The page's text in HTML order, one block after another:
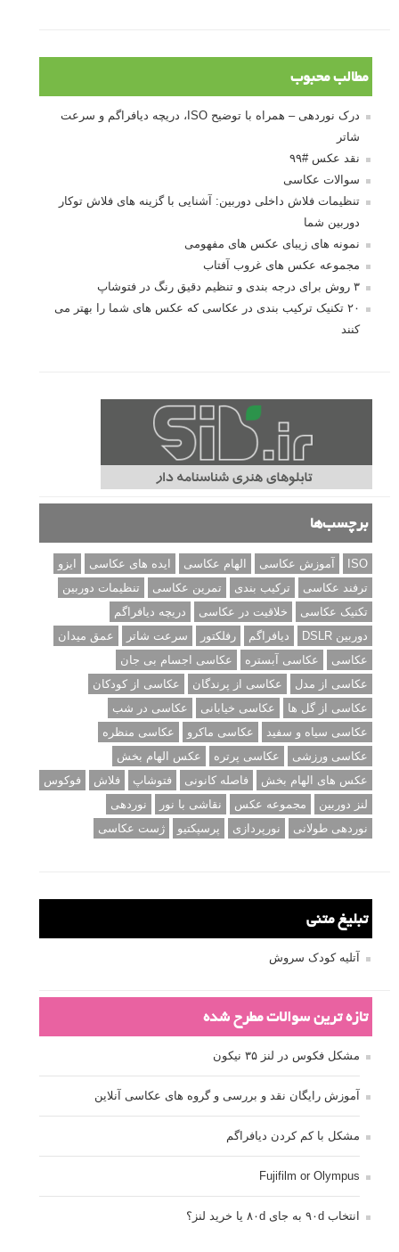
مطالب محبوب
درک نوردهی – همراه با توضیح ISO، دریچه دیافراگم و سرعت
شاتر
نقد عکس #۹۹
سوالات عکاسی
تنظیمات فلاش داخلی دوربین: آشنایی با گزینه های فلاش توکار
دوربین شما
نمونه های زیبای عکس های مفهومی
مجموعه عکس های غروب آفتاب
۳ روش برای درجه بندی و تنظیم دقیق رنگ در فتوشاپ
۲۰ تکنیک ترکیب بندی در عکاسی که عکس های شما را بهتر می
کنند
برچسب‌ها
ISO آموزش عکاسی الهام عکاسی ایده های عکاسی
ایزو
ترفند عکاسی
ترکیب بندی تمرین عکاسی
تنظیمات دوربین
تکنیک عکاسی
خلاقیت در عکاسی
دریچه دیافراگم
دوربین DSLR
دیافراگم رفلکتور سرعت شاتر
عمق میدان
عکاسی
عکاسی آبستره
عکاسی اجسام بی جان
عکاسی از مدل
عکاسی از پرندگان
عکاسی از کودکان
عکاسی از گل ها
عکاسی خیابانی
عکاسی در شب
عکاسی سیاه و سفید
عکاسی ماکرو
عکاسی منظره
عکاسی ورزشی
عکاسی پرتره
عکس الهام بخش
عکس های الهام بخش
فاصله کانونی فتوشاپ فلاش
فوکوس
لنز دوربین
مجموعه عکس نقاشی با نور
نوردهی
نوردهی طولانی
نورپردازی پرسپکتیو ژست عکاسی
تبلیغ متنی
آتلیه کودک سروش
تازه ترین سوالات مطرح شده
مشکل فکوس در لنز ۳۵ نیکون
آموزش رایگان نقد و بررسی و گروه های عکاسی آنلاین
مشکل با کم کردن دیافراگم
Fujifilm or Olympus
انتخاب ۹۰d به جای ۸۰d یا خرید لنز؟